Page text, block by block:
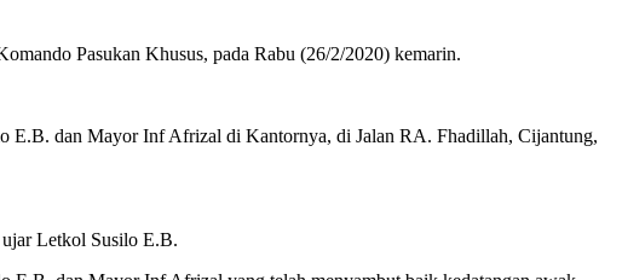
Pasukan Khusus, pada Rabu (26/2/2020) kemarin.
E.B. dan Mayor Inf Afrizal di Kantornya, di Jalan RA. Fhadillah, Cijantung,
ujar Letkol Susilo E.B.